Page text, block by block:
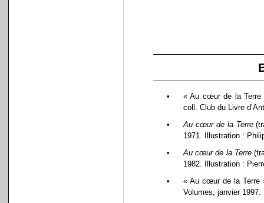
•
« Au cœur de la
coll. Club du Livre
•
Au cœur de la Terre
1971. Illustration :
•
Au cœur de la Terre
1982. Illustration :
•
« Au cœur de la Terre
Volumes, janvier